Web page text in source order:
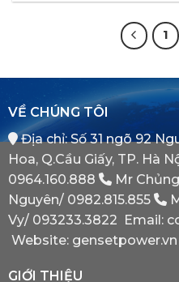
1
VỀ CHÚNG TÔI
Địa chỉ: Số 31 ngõ 92
Hoa, Q.Cầu Giấy, TP. Hà
0964.160.888
Mr
Nguyên/ 0982.815.855
Vy/ 093233.3822 Email:
Website: gensetpower.vn
GIỚI THIỆU